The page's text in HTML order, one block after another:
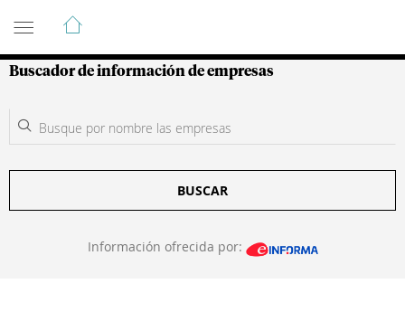
Guía de Empresas Colombianas
Buscador de información de empresas
BUSCAR
Información ofrecida por: